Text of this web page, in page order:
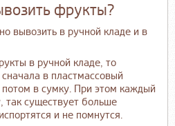
фрукты?
вывозить в ручной кладе и в
в ручной кладе, то
в пластмассовый
потом в сумку. При этом каждый
так существует больше
и не помнутся.